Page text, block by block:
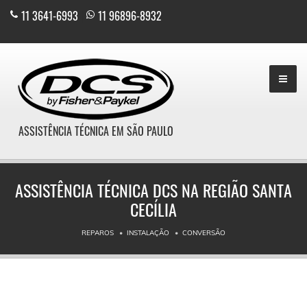
11 3641-6993 11 96896-8932
ASSISTÊNCIA TÉCNICA EM SÃO PAULO
ASSISTÊNCIA TÉCNICA DCS NA REGIÃO SANTA
CECÍLIA
REPAROS INSTALAÇÃO CONVERSÃO